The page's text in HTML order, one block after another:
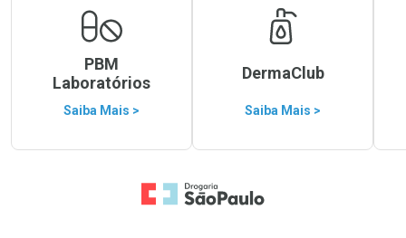
PBM
Laboratórios
Saiba Mais >
DermaClub
Saiba Mais >
Ir para a Home